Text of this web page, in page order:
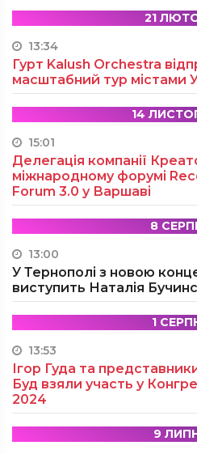
21
13:34
Гурт Kalush Orchestra
масштабний тур містами
14
15:01
Делегація компанії
міжнародному форумі
Forum 3.0 у Варшаві
8
13:00
У Тернополі з новою
виступить Наталія
1
13:53
Ігор Гуда та
Буд взяли участь у
2024
9